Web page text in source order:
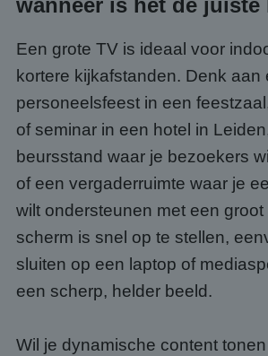
wanneer is het de juiste
Een grote TV is ideaal voor
kortere kijkafstanden. Denk aan
personeelsfeest in een
of seminar in een hotel in
beursstand waar je bezoekers
of een vergaderruimte waar je
wilt ondersteunen met een
scherm is snel op te stellen,
sluiten op een laptop of
een scherp, helder beeld.
Wil je dynamische content